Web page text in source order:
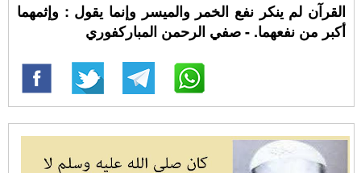
القرآن لم ينكر نفع الخمر والميسر وإنما يقول : وإثمهما
أكبر من نفعهما. - صفي الرحمن المباركفوري